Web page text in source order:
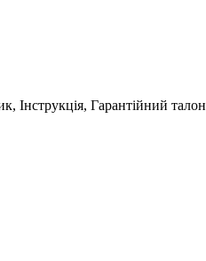
Інструкція, Гарантійний талон